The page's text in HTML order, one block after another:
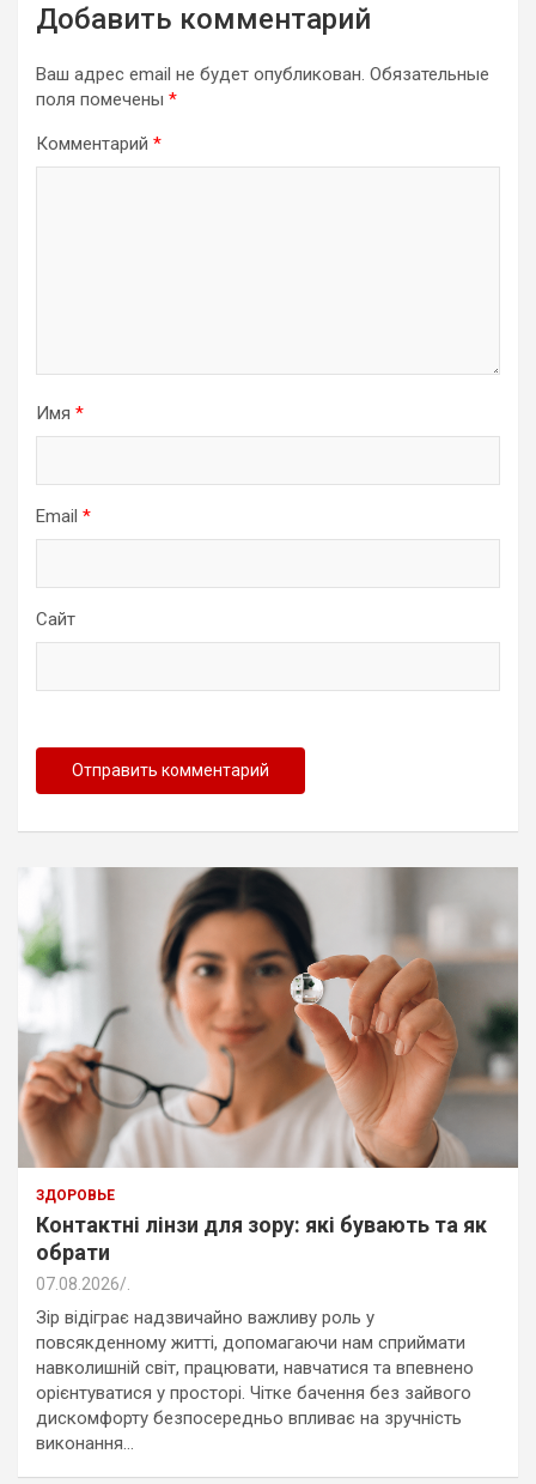
Добавить комментарий
Ваш адрес email не будет опубликован. Обязательные
поля помечены *
Комментарий *
Имя *
Email *
Сайт
ЗДОРОВЬЕ
Контактні лінзи для зору: які бувають та як
обрати
07.08.2026
Зір відіграє надзвичайно важливу роль у
повсякденному житті, допомагаючи нам сприймати
навколишній світ, працювати, навчатися та впевнено
орієнтуватися у просторі. Чітке бачення без зайвого
дискомфорту безпосередньо впливає на зручність
виконання…